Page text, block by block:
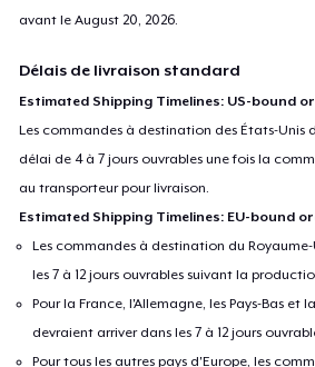
avant leAugust 20, 2026.
Délais de livraison standard
Estimated Shipping Timelines: US-bound
Les commandes à destination des États-Unis
délai de 4 à 7 jours ouvrables une fois la
au transporteur pour livraison.
Estimated Shipping Timelines: EU-bound
Les commandes à destination du
les 7 à 12 jours ouvrables suivant la
Pour la France, l'Allemagne, les Pays-Bas et
devraient arriver dans les 7 à 12 jours
Pour tous les autres pays d'Europe, les